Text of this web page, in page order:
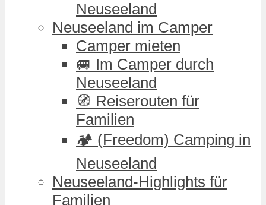
Neuseeland
Neuseeland im Camper
Camper mieten
🚐 Im Camper durch
Neuseeland
🧭 Reiserouten für
Familien
🏕️ (Freedom) Camping in
Neuseeland
Neuseeland-Highlights für
Familien